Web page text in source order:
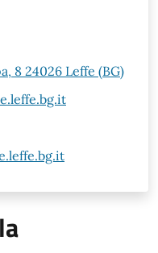
8 24026 Leffe (BG)